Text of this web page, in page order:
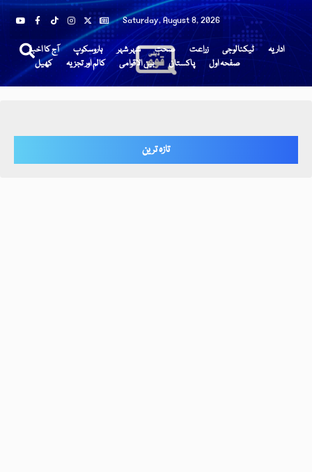
Saturday, August 8, 2026
آج کا اخبار ہاروسکوپ شہر شہر صحت زراعت ٹیکنالوجی
اداریہ
کھیل
کالم اور تجزیہ بین الاقوامی پاکستان صفحہ اول
تازہ ترین